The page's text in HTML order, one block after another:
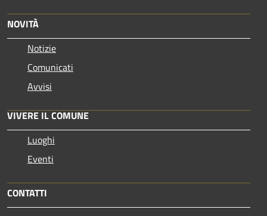
NOVITÀ
Notizie
Comunicati
Avvisi
VIVERE IL COMUNE
Luoghi
Eventi
CONTATTI